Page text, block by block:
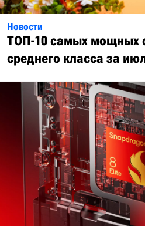
Новости
ТОП-10 самых мощных
среднего класса за